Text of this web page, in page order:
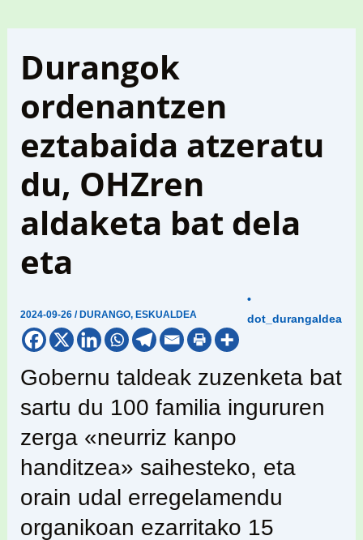
Durangok
ordenantzen
eztabaida atzeratu
du, OHZren
aldaketa bat dela
eta
2024-09-26/ DURANGO, ESKUALDEA
•
dot_durangaldea
Gobernu taldeak zuzenketa bat
sartu du 100 familia ingururen
zerga «neurriz kanpo
handitzea» saihesteko, eta
orain udal erregelamendu
organikoan ezarritako 15